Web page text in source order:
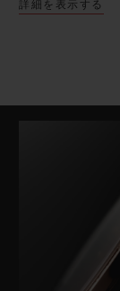
詳細を表示する